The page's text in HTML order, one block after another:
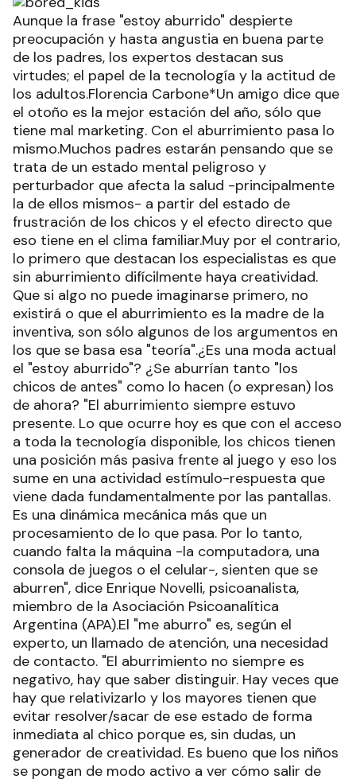
Aunque la frase "estoy aburrido" despierte
preocupación y hasta angustia en buena parte
de los padres, los expertos destacan sus
virtudes; el papel de la tecnología y la actitud de
los adultos.Florencia Carbone*Un amigo dice que
el otoño es la mejor estación del año, sólo que
tiene mal marketing. Con el aburrimiento pasa lo
mismo.Muchos padres estarán pensando que se
trata de un estado mental peligroso y
perturbador que afecta la salud -principalmente
la de ellos mismos- a partir del estado de
frustración de los chicos y el efecto directo que
eso tiene en el clima familiar.Muy por el contrario,
lo primero que destacan los especialistas es que
sin aburrimiento difícilmente haya creatividad.
Que si algo no puede imaginarse primero, no
existirá o que el aburrimiento es la madre de la
inventiva, son sólo algunos de los argumentos en
los que se basa esa "teoría".¿Es una moda actual
el "estoy aburrido"? ¿Se aburrían tanto "los
chicos de antes" como lo hacen (o expresan) los
de ahora? "El aburrimiento siempre estuvo
presente. Lo que ocurre hoy es que con el acceso
a toda la tecnología disponible, los chicos tienen
una posición más pasiva frente al juego y eso los
sume en una actividad estímulo-respuesta que
viene dada fundamentalmente por las pantallas.
Es una dinámica mecánica más que un
procesamiento de lo que pasa. Por lo tanto,
cuando falta la máquina -la computadora, una
consola de juegos o el celular-, sienten que se
aburren", dice Enrique Novelli, psicoanalista,
miembro de la Asociación Psicoanalítica
Argentina (APA).El "me aburro" es, según el
experto, un llamado de atención, una necesidad
de contacto. "El aburrimiento no siempre es
negativo, hay que saber distinguir. Hay veces que
hay que relativizarlo y los mayores tienen que
evitar resolver/sacar de ese estado de forma
inmediata al chico porque es, sin dudas, un
generador de creatividad. Es bueno que los niños
se pongan de modo activo a ver cómo salir de